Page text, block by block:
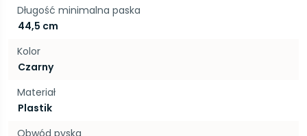
Długość minimalna paska
44,5 cm
Kolor
Czarny
Materiał
Plastik
Obwód pyska